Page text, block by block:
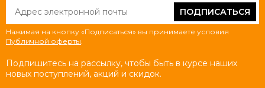
ПОДПИСАТЬСЯ
Нажимая на кнопку «Подписаться» вы принимаете условия
Публичной оферты
Подпишитесь на рассылку, чтобы быть в курсе наших
новых поступлений, акций и скидок.